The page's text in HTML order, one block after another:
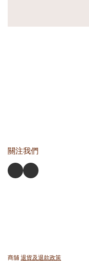
關注我們
商舖 退貨及退款政策